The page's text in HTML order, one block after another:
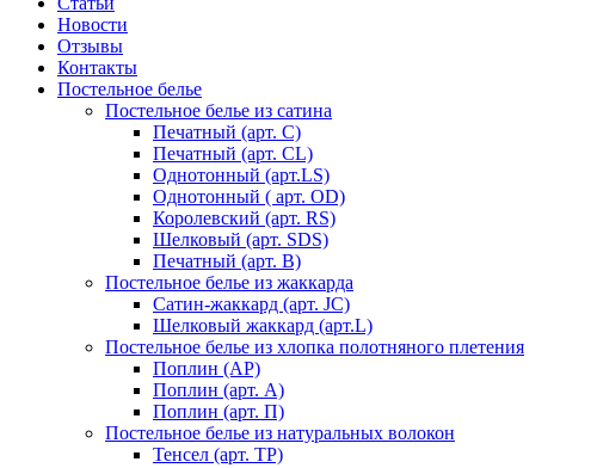
Новости
Отзывы
Контакты
Постельное белье
Постельное белье из сатина
Печатный (арт. С)
Печатный (арт. СL)
Однотонный (арт.LS)
Однотонный ( арт. OD)
Королевский (арт. RS)
Шелковый (арт. SDS)
Печатный (арт. В)
Постельное белье из жаккарда
Сатин-жаккард (арт. JC)
Шелковый жаккард (арт.L)
Постельное белье из хлопка полотняного плетения
Поплин (AP)
Поплин (арт. А)
Поплин (арт. П)
Постельное белье из натуральных волокон
Тенсел (арт. ТР)